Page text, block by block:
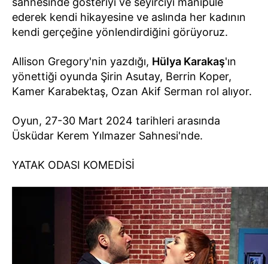
ederek kendi hikayesine ve aslında her kadının
kendi gerçeğine yönlendirdiğini görüyoruz.
Allison Gregory'nin yazdığı, Hülya Karakaş'ın
yönettiği oyunda Şirin Asutay, Berrin Koper,
Kamer Karabektaş, Ozan Akif Serman rol alıyor.
Oyun, 27-30 Mart 2024 tarihleri arasında
Üsküdar Kerem Yılmazer Sahnesi'nde.
YATAK ODASI KOMEDİSİ